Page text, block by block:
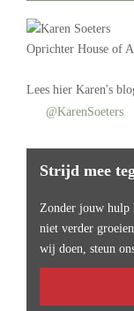
Oprichter House of
Lees hier Karen's
@KarenSoeters
Strijd mee
Zonder jouw hulp
niet verder
wij doen, steun